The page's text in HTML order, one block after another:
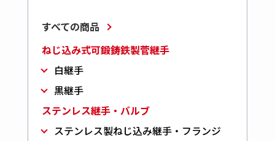
すべての商品
ねじ込み式可鍛鋳鉄製菅継手
白継手
黒継手
ステンレス継手・バルブ
ステンレス製ねじ込み継手・フランジ